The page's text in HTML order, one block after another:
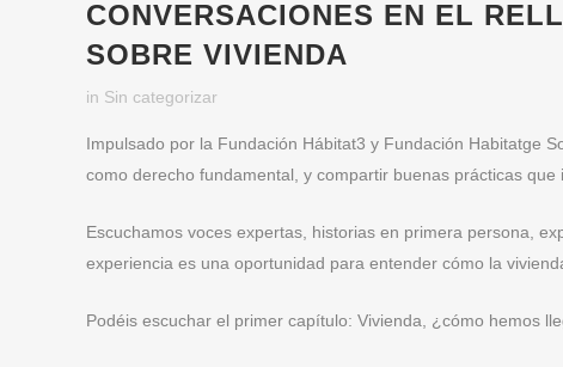
CONVERSACIONES EN EL
SOBRE VIVIENDA
in Sin categorizar
Impulsado por la Fundación Hábitat3 y Fundación Habitatge
como derecho fundamental, y compartir buenas prácticas que
Escuchamos voces expertas, historias en primera persona,
experiencia es una oportunidad para entender cómo la
Podéis escuchar el primer capítulo: Vivienda, ¿cómo hemos